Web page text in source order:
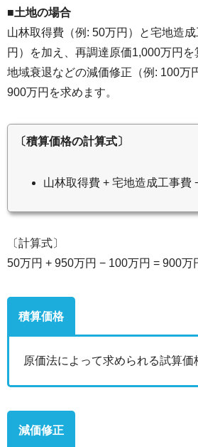
■土地の場合
山林取得費（例: 50万円）と宅地造
円）を加え、再調達原価1,000万円
地域衰退などの減価修正（例: 100万
900万円を求めます。
〔積算価格の計算式〕
山林取得費 + 宅地造成工事費
〔計算式〕
50万円 + 950万円 − 100万円 = 900万
積算価格
原価法によって求められる試算価
減価修正